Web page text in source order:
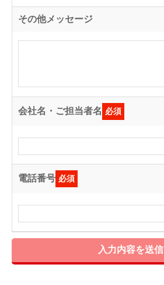
その他メッセージ
会社名・ご担当者名 必須
電話番号 必須
入力内容を送信